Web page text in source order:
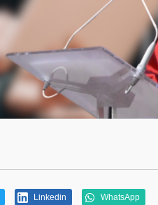
Linkedin WhatsApp